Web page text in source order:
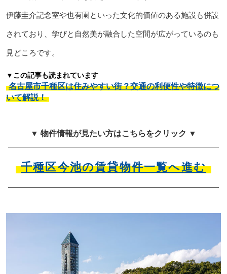
伊藤圭介記念室や也有園といった文化的価値のある施設も併設
されており、学びと自然美が融合した空間が広がっているのも
見どころです。
▼この記事も読まれています
名古屋市千種区は住みやすい街？交通の利便性や特徴につ
いて解説！
▼ 物件情報が見たい方はこちらをクリック ▼
千種区今池の賃貸物件一覧へ進む